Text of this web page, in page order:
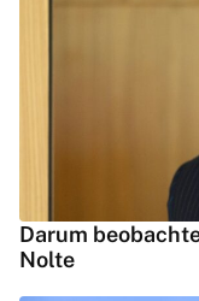
Darum
Nolte